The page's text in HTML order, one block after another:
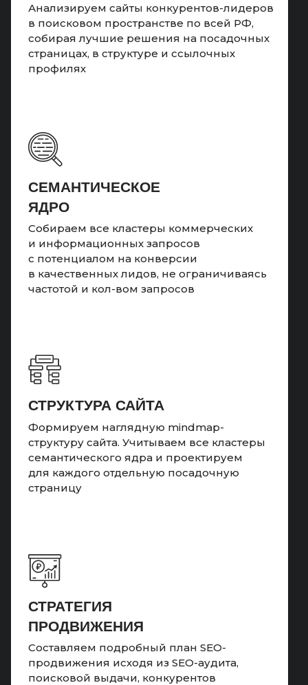
CЕМАНТИЧЕСКОЕ
ЯДРО
Собираем все кластеры коммерческих
и информационных запросов
с потенциалом на конверсии
в качественных лидов, не ограничиваясь
частотой и кол-вом запросов
СТРАТЕГИЯ
ПРОДВИЖЕНИЯ
Составляем подробный план SEO-
продвижения исходя из SEO-аудита,
поисковой выдачи, конкурентов
СТРУКТУРА САЙТА
Формируем наглядную mindmap-
структуру сайта. Учитываем все кластеры
семантического ядра и проектируем
для каждого отдельную посадочную
страницу
Анализируем сайты конкурентов-лидеров
в поисковом пространстве по всей РФ,
собирая лучшие решения на посадочных
страницах, в структуре и ссылочных
профилях